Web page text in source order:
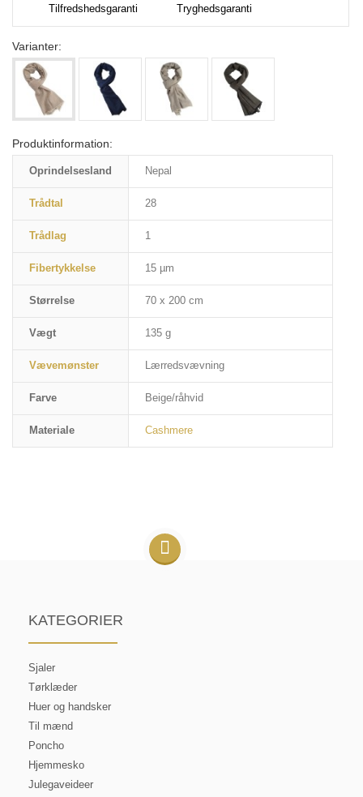
Tilfredshedsgaranti Tryghedsgaranti
Varianter:
Produktinformation:
Oprindelsesland Nepal
Trådtal 28
Trådlag 1
Fibertykkelse 15 µm
Størrelse 70 x 200 cm
Vægt 135 g
Vævemønster Lærredsvævning
Farve Beige/råhvid
Materiale Cashmere
KATEGORIER
Sjaler
Tørklæder
Huer og handsker
Til mænd
Poncho
Hjemmesko
Julegaveideer